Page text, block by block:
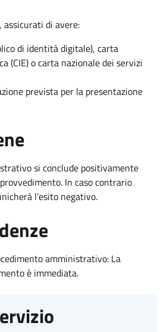
assicurati di avere:
di identità digitale), carta
(CIE) o carta nazionale dei servizi
prevista per la presentazione
si conclude positivamente
In caso contrario
l’esito negativo.
amministrativo: La
è immediata.